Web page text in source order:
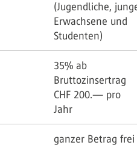
(Jugendliche,
Erwachsene und
Studenten)
35% ab
Bruttozinsertrag
CHF 200.— pro
Jahr
ganzer Betrag frei